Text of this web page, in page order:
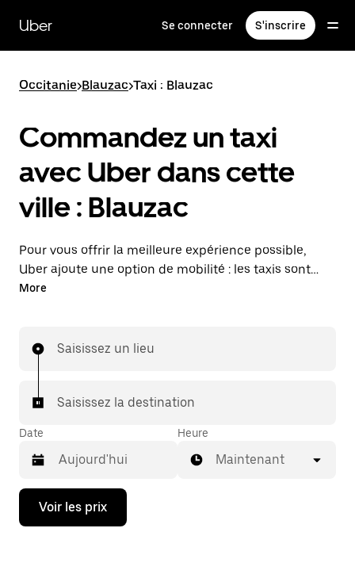
contenu
principal
Uber Se connecter S'inscrire
Occitanie>Blauzac>Taxi : Blauzac
Commandez un taxi
avec Uber dans cette
ville : Blauzac
Pour vous offrir la meilleure expérience possible,
Uber ajoute une option de mobilité : les taxis sont
maintenant disponibles dans l'application. Uber Taxi :
More
Saisissez un lieu
Saisissez la destination
Date
Appuyez
la
Heure
Maintenant
Voir les prix